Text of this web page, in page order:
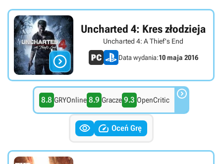

Uncharted 4: Kres złodzieja
Uncharted 4: A Thief's End
Data wydania:10 maja 2016
8.8 GRYOnline 8.9 Gracze 9.3 OpenCritic 
  Oceń Grę